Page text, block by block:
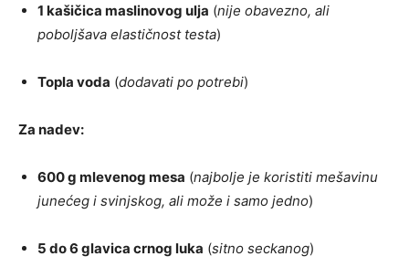
1 kašičica maslinovog ulja (nije obavezno, ali
poboljšava elastičnost testa)
Topla voda (dodavati po potrebi)
Za nadev:
600 g mlevenog mesa (najbolje je koristiti mešavinu
junećeg i svinjskog, ali može i samo jedno)
5 do 6 glavica crnog luka (sitno seckanog)